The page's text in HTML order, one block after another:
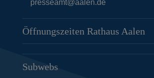
presseamt@aalen.de
Öffnungszeiten Rathaus Aalen
Subwebs